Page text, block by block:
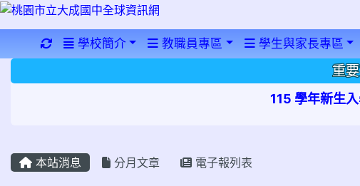
重新取得佈景設定
學校簡介 教職員專區 學生與家長專區
重
115 學年新生
本站消息 分月文章 電子報列表